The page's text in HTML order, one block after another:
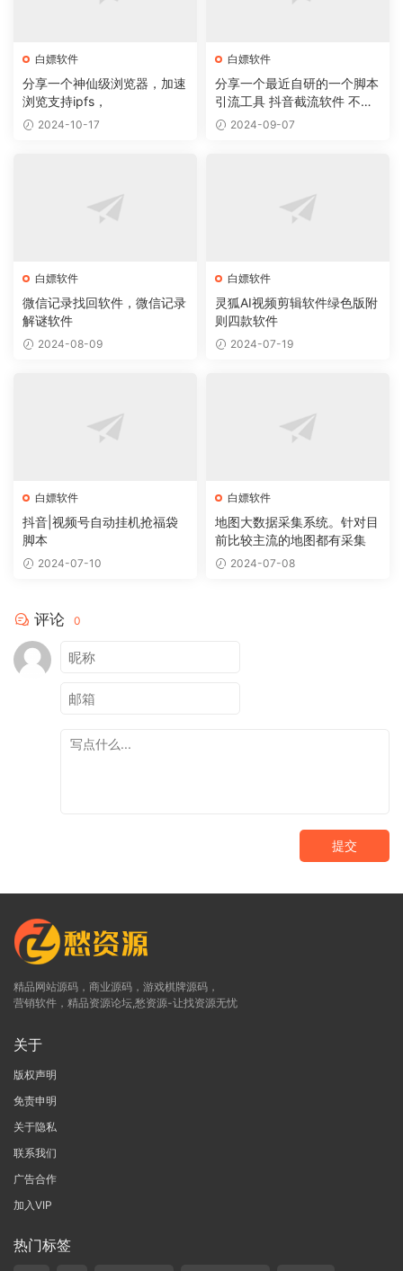
白嫖软件
分享一个神仙级浏览器，加速
浏览支持ipfs，
2024-10-17
白嫖软件
分享一个最近自研的一个脚本
引流工具 抖音截流软件 不封
号 无痕
2024-09-07
白嫖软件
微信记录找回软件，微信记录
解谜软件
2024-08-09
白嫖软件
灵狐AI视频剪辑软件绿色版附
则四款软件
2024-07-19
白嫖软件
抖音|视频号自动挂机抢福袋
脚本
2024-07-10
白嫖软件
地图大数据采集系统。针对目
前比较主流的地图都有采集
2024-07-08
评论 0
提交
精品网站源码，商业源码，游戏棋牌源码，
营销软件，精品资源论坛,愁资源-让找资源无忧
关于
版权声明
免责申明
关于隐私
联系我们
广告合作
加入VIP
热门标签